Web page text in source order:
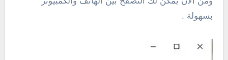
بسهولة .